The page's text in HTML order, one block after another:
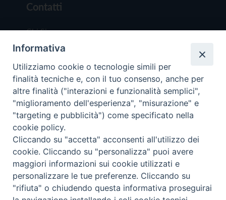
Contatti
Chi Siamo
Redazione
Scrivici
Copyright © 2019 - Tutti i diritti riservati - Vita
Trentina Editrice
Privacy Policy
Torna
Informativa
Utilizziamo cookie o tecnologie simili per
finalità tecniche e, con il tuo consenso, anche per
altre finalità ("interazioni e funzionalità semplici",
"miglioramento dell'esperienza", "misurazione" e
"targeting e pubblicità") come specificato nella
cookie policy.
Cliccando su "accetta" acconsenti all'utilizzo dei
cookie. Cliccando su "personalizza" puoi avere
maggiori informazioni sui cookie utilizzati e
personalizzare le tue preferenze. Cliccando su
"rifiuta" o chiudendo questa informativa proseguirai